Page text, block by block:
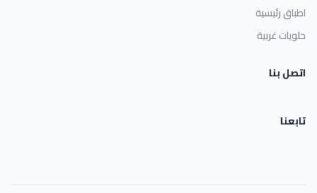
اطباق رئيسية
حلويات غربية
اتصل بنا
تابعنا